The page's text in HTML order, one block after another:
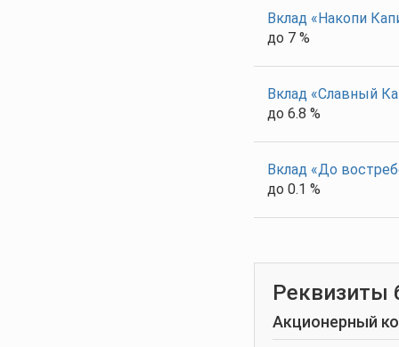
Вклад «Накопи
до 7 %
Вклад «Славный
до 6.8 %
Вклад «До
до 0.1 %
Реквизиты
Акционерный